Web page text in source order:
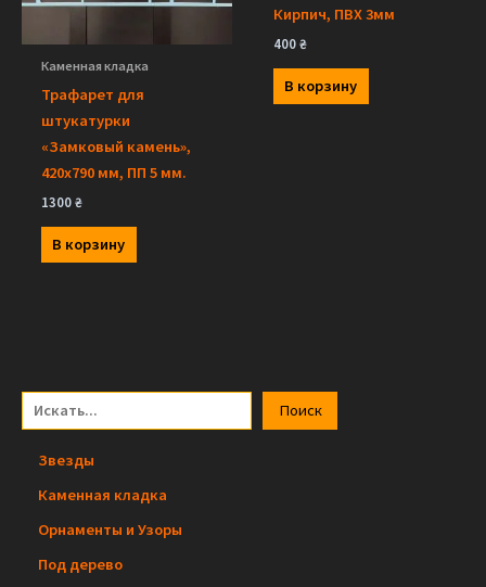
Каменная кладка
Трафарет для
штукатурки
«Замковый камень»,
420х790 мм, ПП 5 мм.
1300₴
В корзину
Кирпич, ПВХ 3мм
400₴
В корзину
Поиск
Звезды
Каменная кладка
Орнаменты и Узоры
Под дерево